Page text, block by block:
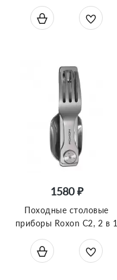
1580 ₽
Походные столовые
приборы Roxon C2, 2 в 1